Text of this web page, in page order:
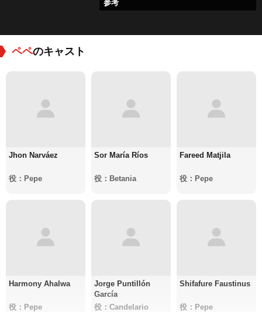
参考
ペペのキャスト
Jhon Narváez
役：Pepe
Sor María Ríos
役：Betania
Fareed Matjila
役：Pepe
Harmony Ahalwa
役：Pepe
Jorge Puntillón
García
役：Candelario
Shifafure Faustinus
役：Pepe